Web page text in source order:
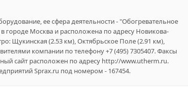
ее сфера деятельности - "Обогревательное
городе Москва и расположена по адресу Новикова-
Щукинская (2.53 км), Октябрьское Поле (2.91 км),
компании по телефону +7 (495) 7305407. Факсы
сайт расположен по адресу http://www.utherm.ru.
Sprax.ru под номером - 167454.